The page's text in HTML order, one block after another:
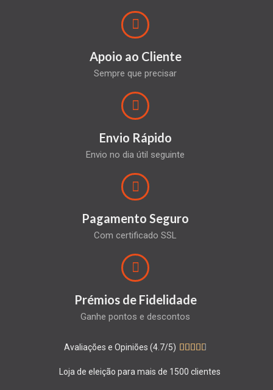
Apoio ao Cliente
Sempre que precisar
Envio Rápido
Envio no dia útil seguinte
Pagamento Seguro
Com certificado SSL
Prémios de Fidelidade
Ganhe pontos e descontos
Avaliações e Opiniões (4.7/5)     
Loja de eleição para mais de 1500 clientes